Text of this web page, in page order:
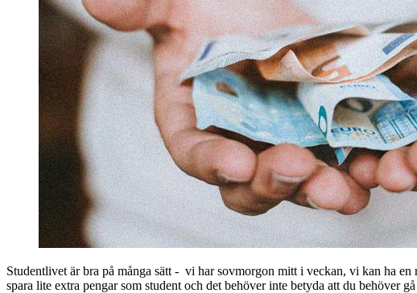
Studentlivet är bra på många sätt - vi har sovmorgon mitt i veckan, vi kan ha
spara lite extra pengar som student och det behöver inte betyda att du behöver